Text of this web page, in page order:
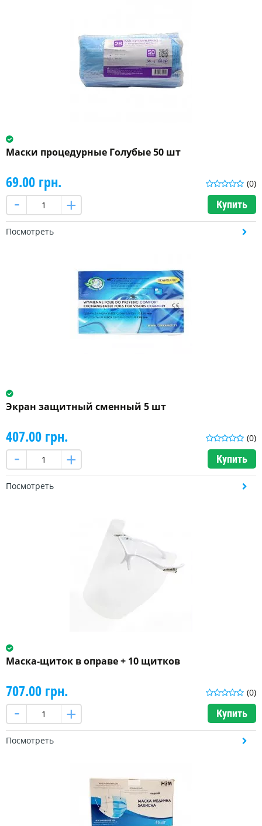
Маски процедурные Голубые 50 шт
(0)
69.00 грн.
Купить
Посмотреть
Экран защитный сменный 5 шт
(0)
407.00 грн.
Купить
Посмотреть
Маска-щиток в оправе + 10 щитков
(0)
707.00 грн.
Купить
Посмотреть